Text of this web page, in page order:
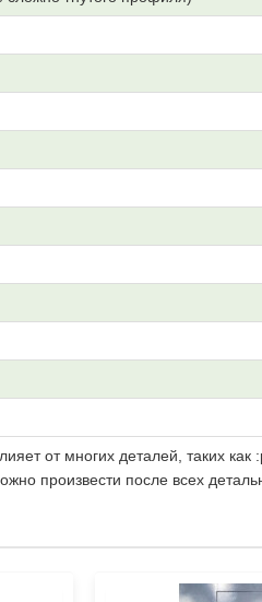
от многих деталей, таких
произвести после всех